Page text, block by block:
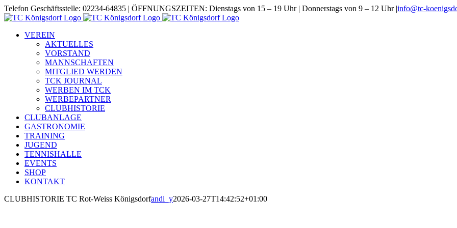
Zum
Inhalt
Telefon Geschäftsstelle: 02234-64835 | ÖFFNUNGSZEITEN: Dienstags von 15 – 19 Uhr | Donnerstags von 9 – 12 Uhr |info@tc-
VEREIN
AKTUELLES
VORSTAND
MANNSCHAFTEN
MITGLIED WERDEN
TCK JOURNAL
WERBEN IM TCK
WERBEPARTNER
CLUBHISTORIE
CLUBANLAGE
GASTRONOMIE
TRAINING
JUGEND
TENNISHALLE
EVENTS
SHOP
KONTAKT
CLUBHISTORIE TC Rot-Weiss Königsdorfandi_y2026-03-27T14:42:52+01:00